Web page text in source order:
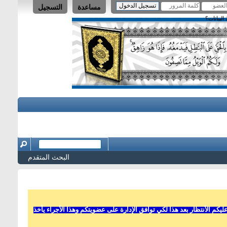
التسجيل مساعدة
البحث المتقدم
بعد هذا لكي توافق الإدارة على عضويتكم وهذا الأجراء يأخذ